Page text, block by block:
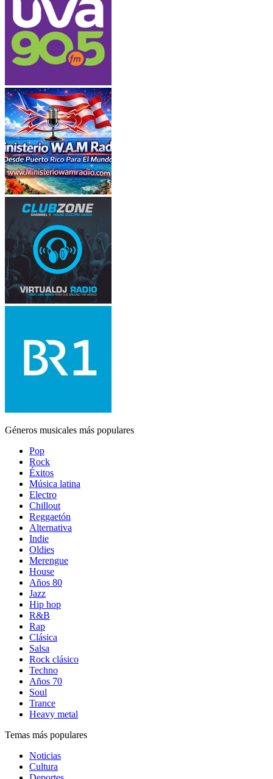
Géneros musicales más populares
Pop
Rock
Éxitos
Música latina
Electro
Chillout
Reggaetón
Alternativa
Indie
Oldies
Merengue
House
Años 80
Jazz
Hip hop
R&B
Rap
Clásica
Salsa
Rock clásico
Techno
Años 70
Soul
Trance
Heavy metal
Temas más populares
Noticias
Cultura